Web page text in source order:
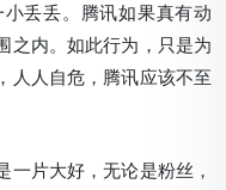
丢丢。腾讯如果真有动
之内。如此行为，只是为
人人自危，腾讯应该不至
片大好，无论是粉丝，